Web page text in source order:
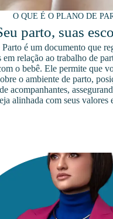
O QUE É O PLANO DE
parto, suas
é um documento que
em relação ao trabalho de
o bebê. Ele permite que
o ambiente de parto,
acompanhantes,
alinhada com seus valores